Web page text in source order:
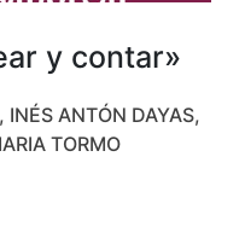
y contar»
INÉS ANTÓN DAYAS,
TORMO